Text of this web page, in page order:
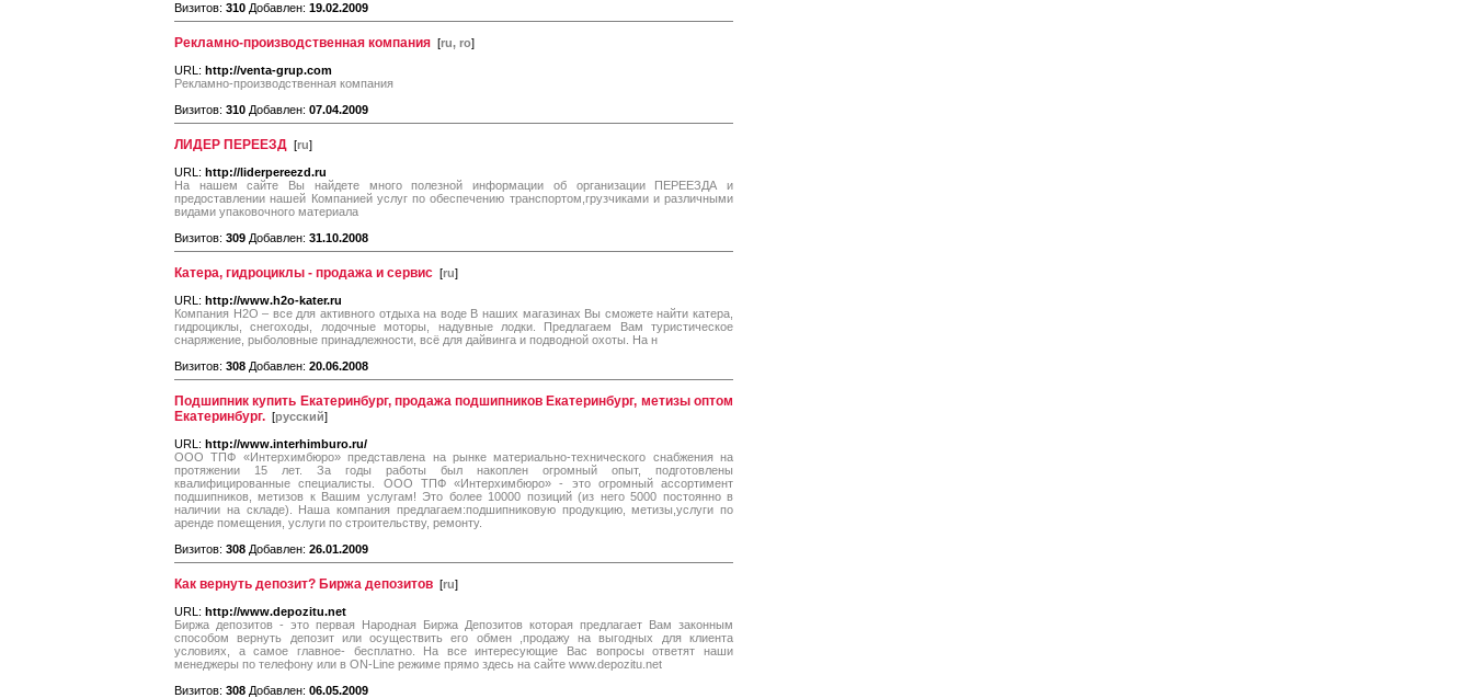
Визитов: 310 Добавлен: 19.02.2009
Рекламно-производственная компания [ru, ro]
URL: http://venta-grup.com
Рекламно-производственная компания
Визитов: 310 Добавлен: 07.04.2009
ЛИДЕР ПЕРЕЕЗД [ru]
URL: http://liderpereezd.ru
На нашем сайте Вы найдете много полезной информации об организации ПЕРЕЕЗДА и
предоставлении нашей Компанией услуг по обеспечению транспортом,грузчиками и различными
видами упаковочного материала
Визитов: 309 Добавлен: 31.10.2008
Катера, гидроциклы - продажа и сервис [ru]
URL: http://www.h2o-kater.ru
Компания Н2О – все для активного отдыха на воде В наших магазинах Вы сможете найти катера,
гидроциклы, снегоходы, лодочные моторы, надувные лодки. Предлагаем Вам туристическое
снаряжение, рыболовные принадлежности, всё для дайвинга и подводной охоты. На н
Визитов: 308 Добавлен: 20.06.2008
Подшипник купить Екатеринбург, продажа подшипников Екатеринбург, метизы оптом
Екатеринбург. [русский]
URL: http://www.interhimburo.ru/
ООО ТПФ «Интерхимбюро» представлена на рынке материально-технического снабжения на
протяжении 15 лет. За годы работы был накоплен огромный опыт, подготовлены
квалифицированные специалисты. ООО ТПФ «Интерхимбюро» - это огромный ассортимент
подшипников, метизов к Вашим услугам! Это более 10000 позиций (из него 5000 постоянно в
наличии на складе). Наша компания предлагаем:подшипниковую продукцию, метизы,услуги по
аренде помещения, услуги по строительству, ремонту.
Визитов: 308 Добавлен: 26.01.2009
Как вернуть депозит? Биржа депозитов [ru]
URL: http://www.depozitu.net
Биржа депозитов - это первая Народная Биржа Депозитов которая предлагает Вам законным
способом вернуть депозит или осуществить его обмен ,продажу на выгодных для клиента
условиях, а самое главное- бесплатно. На все интересующие Вас вопросы ответят наши
менеджеры по телефону или в ON-Line режиме прямо здесь на сайте www.depozitu.net
Визитов: 308 Добавлен: 06.05.2009